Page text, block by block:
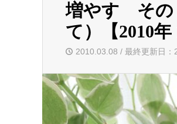
増やす その
て）【2010年
2010.03.08 / 最終更新日：